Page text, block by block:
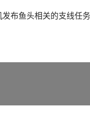
布鱼头相关的支线任